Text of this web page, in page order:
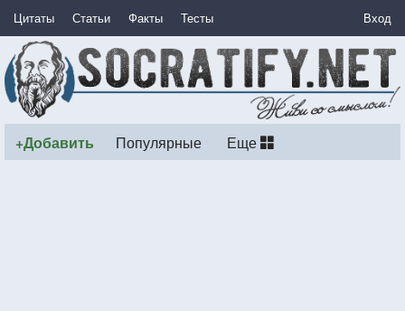
Цитаты Статьи Факты Тесты Вход
+Добавить Популярные Еще